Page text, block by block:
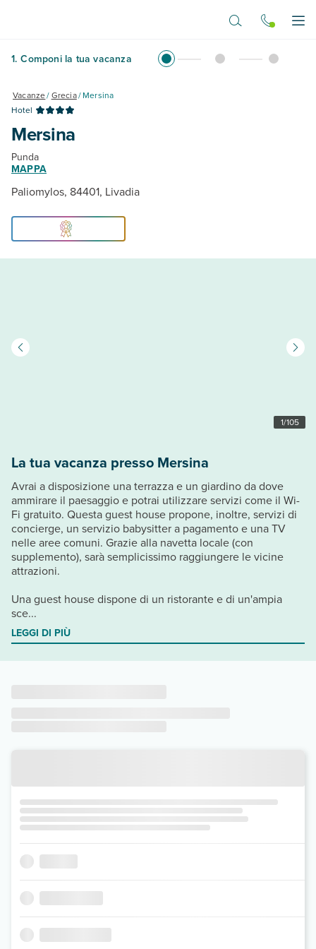
1. Componi la tua vacanza
Vacanze/Grecia/Mersina
Hotel
Mersina
Punda
MAPPA
Paliomylos, 84401, Livadia
1/105
La tua vacanza presso Mersina
Avrai a disposizione una terrazza e un giardino da dove
ammirare il paesaggio e potrai utilizzare servizi come il Wi-
Fi gratuito. Questa guest house propone, inoltre, servizi di
concierge, un servizio babysitter a pagamento e una TV
nelle aree comuni. Grazie alla navetta locale (con
supplemento), sarà semplicissimo raggiungere le vicine
attrazioni.
Una guest house dispone di un ristorante e di un'ampia
sce...
LEGGI DI PIÙ